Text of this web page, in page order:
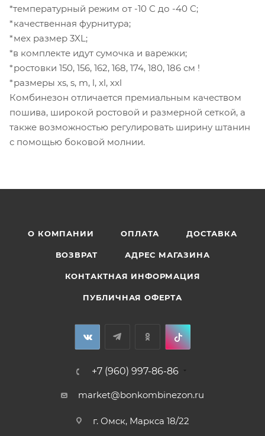
*температурный режим от -10 С до -40 С;
*качественная фурнитура;
*мех размер 3XL;
*в комплекте идут сумочка и варежки;
*ростовки 150, 156, 162, 168, 174, 180, 186 см !
*размеры xs, s, m, l, xl, xxl
Комбинезон отличается премиальным качеством
пошива, широкой ростовой и размерной сеткой, а
также возможностью регулировать ширину штанин
с помощью боковой молнии.
О КОМПАНИИ ОПЛАТА ДОСТАВКА
ВОЗВРАТ АДРЕС МАГАЗИНА
КОНТАКТНАЯ ИНФОРМАЦИЯ
ПУБЛИЧНАЯ ОФЕРТА
+7 (960) 997-86-86
market@bonkombinezon.ru
г. Омск, Маркса 18/22